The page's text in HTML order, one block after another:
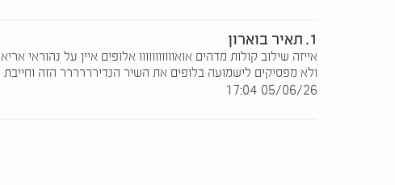
1. תאיר בוארון
אייזה שילוב קולות מדהים אואווווווווווו אלופים איין על
ולא מפסיקים לישמועה בלופים את השיר הנדירררררר הזה וחייבת
05/06/26 17:04